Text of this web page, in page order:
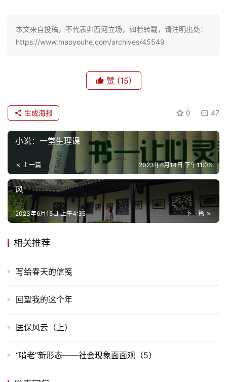
本文来自投稿，不代表卯酉河立场，如若转载，请注明出处：
https://www.maoyouhe.com/archives/45549
赞 (15)
0 47
生成海报
小说：一堂生理课
上一篇 2023年6月14日 下午11:06
风
下一篇
2023年6月15日 上午4:35
相关推荐
写给春天的信笺
回望我的这个年
医保风云（上）
“啃老”新形态——社会现象面面观（5）